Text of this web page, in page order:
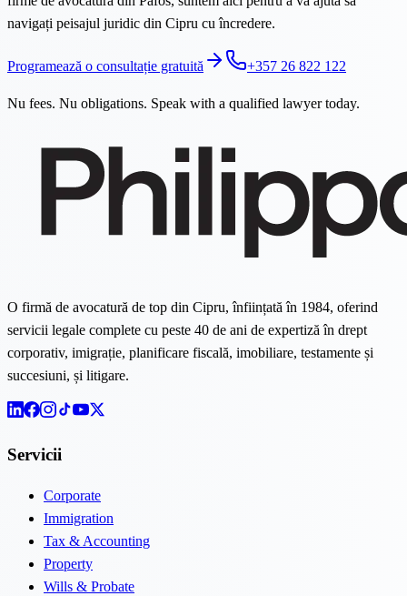
navigați peisajul juridic din Cipru cu încredere.
Programează o consultație gratuită +357 26 822 122
Nu fees. Nu obligations. Speak with a qualified lawyer today.
O firmă de avocatură de top din Cipru, înființată în 1984, oferind
servicii legale complete cu peste 40 de ani de expertiză în drept
corporativ, imigrație, planificare fiscală, imobiliare, testamente și
succesiuni, și litigare.
Servicii
Corporate
Immigration
Tax & Accounting
Property
Wills & Probate